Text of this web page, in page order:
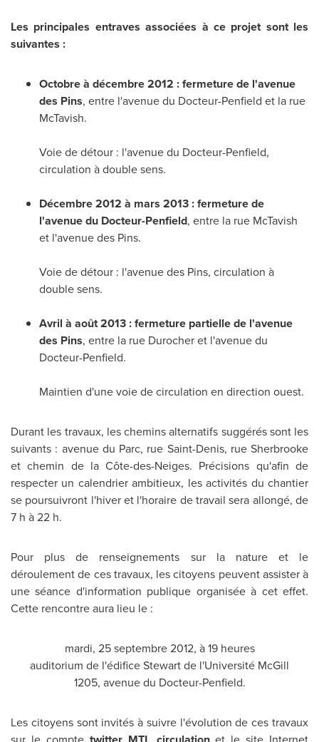
Les principales entraves associées à ce projet sont les
suivantes :
Octobre à décembre 2012 : fermeture de l'avenue
des Pins, entre l'avenue du Docteur-Penfield et la rue
McTavish.
Voie de détour : l'avenue du Docteur-Penfield,
circulation à double sens.
Décembre 2012 à mars 2013 : fermeture de
l'avenue du Docteur-Penfield, entre la rue McTavish
et l'avenue des Pins.
Voie de détour : l'avenue des Pins, circulation à
double sens.
Avril à août 2013 :fermeture partielle de l'avenue
des Pins, entre la rue Durocher et l'avenue du
Docteur-Penfield.
Maintien d'une voie de circulation en direction ouest.
Durant les travaux, les chemins alternatifs suggérés sont les
suivants : avenue du Parc, rue Saint-Denis, rue Sherbrooke
et chemin de la Côte-des-Neiges. Précisions qu'afin de
respecter un calendrier ambitieux, les activités du chantier
se poursuivront l'hiver et l'horaire de travail sera allongé, de
7 h à 22 h.
Pour plus de renseignements sur la nature et le
déroulement de ces travaux, les citoyens peuvent assister à
une séance d'information publique organisée à cet effet.
Cette rencontre aura lieu le :
mardi, 25 septembre 2012, à 19 heures
auditorium de l'édifice Stewart de l'Université McGill
1205, avenue du Docteur-Penfield.
Les citoyens sont invités à suivre l'évolution de ces travaux